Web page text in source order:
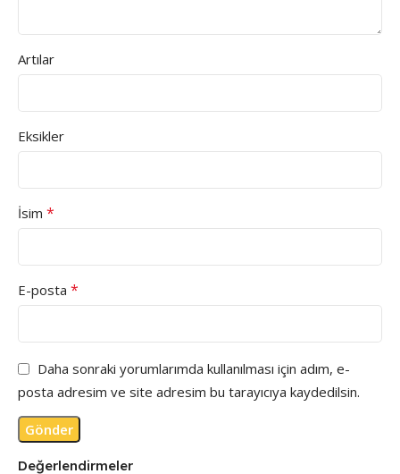
Değerlendirmeler
Artılar
Eksikler
İsim *
E-posta *
Daha sonraki yorumlarımda kullanılması için adım, e-
posta adresim ve site adresim bu tarayıcıya kaydedilsin.